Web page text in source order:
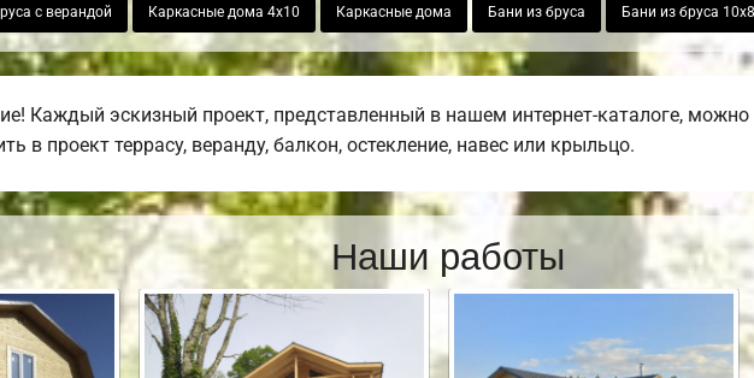
с верандой Каркасные дома 4х10 Каркасные дома Бани из бруса Бани из бруса 10х8
Каждый эскизный проект, представленный в нашем интернет-каталоге,
в проект террасу, веранду, балкон, остекление, навес или крыльцо.
Наши работы